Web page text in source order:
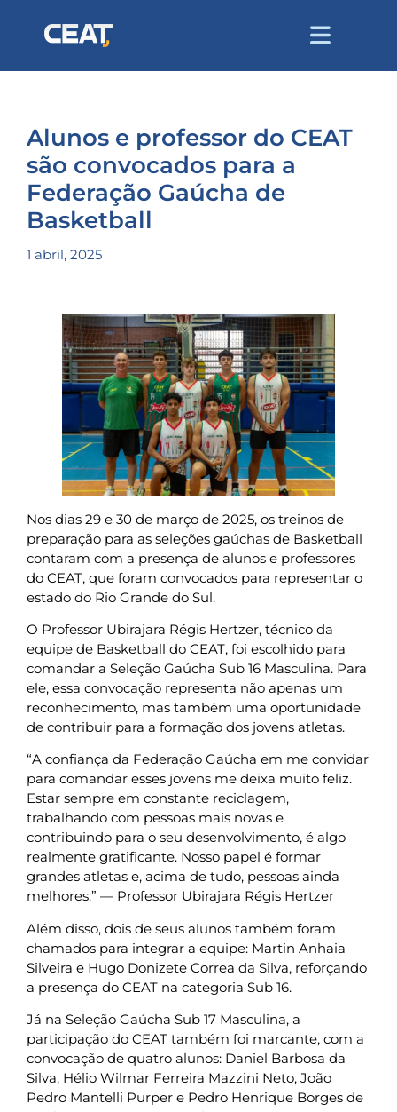
Alunos e professor do CEAT
são convocados para a
Federação Gaúcha de
Basketball
1 abril, 2025
Nos dias 29 e 30 de março de 2025, os treinos de
preparação para as seleções gaúchas de Basketball
contaram com a presença de alunos e professores
do CEAT, que foram convocados para representar o
estado do Rio Grande do Sul.
O Professor Ubirajara Régis Hertzer, técnico da
equipe de Basketball do CEAT, foi escolhido para
comandar a Seleção Gaúcha Sub 16 Masculina. Para
ele, essa convocação representa não apenas um
reconhecimento, mas também uma oportunidade
de contribuir para a formação dos jovens atletas.
“A confiança da Federação Gaúcha em me convidar
para comandar esses jovens me deixa muito feliz.
Estar sempre em constante reciclagem,
trabalhando com pessoas mais novas e
contribuindo para o seu desenvolvimento, é algo
realmente gratificante. Nosso papel é formar
grandes atletas e, acima de tudo, pessoas ainda
melhores.” — Professor Ubirajara Régis Hertzer
Além disso, dois de seus alunos também foram
chamados para integrar a equipe: Martin Anhaia
Silveira e Hugo Donizete Correa da Silva, reforçando
a presença do CEAT na categoria Sub 16.
Já na Seleção Gaúcha Sub 17 Masculina, a
participação do CEAT também foi marcante, com a
convocação de quatro alunos: Daniel Barbosa da
Silva, Hélio Wilmar Ferreira Mazzini Neto, João
Pedro Mantelli Purper e Pedro Henrique Borges de